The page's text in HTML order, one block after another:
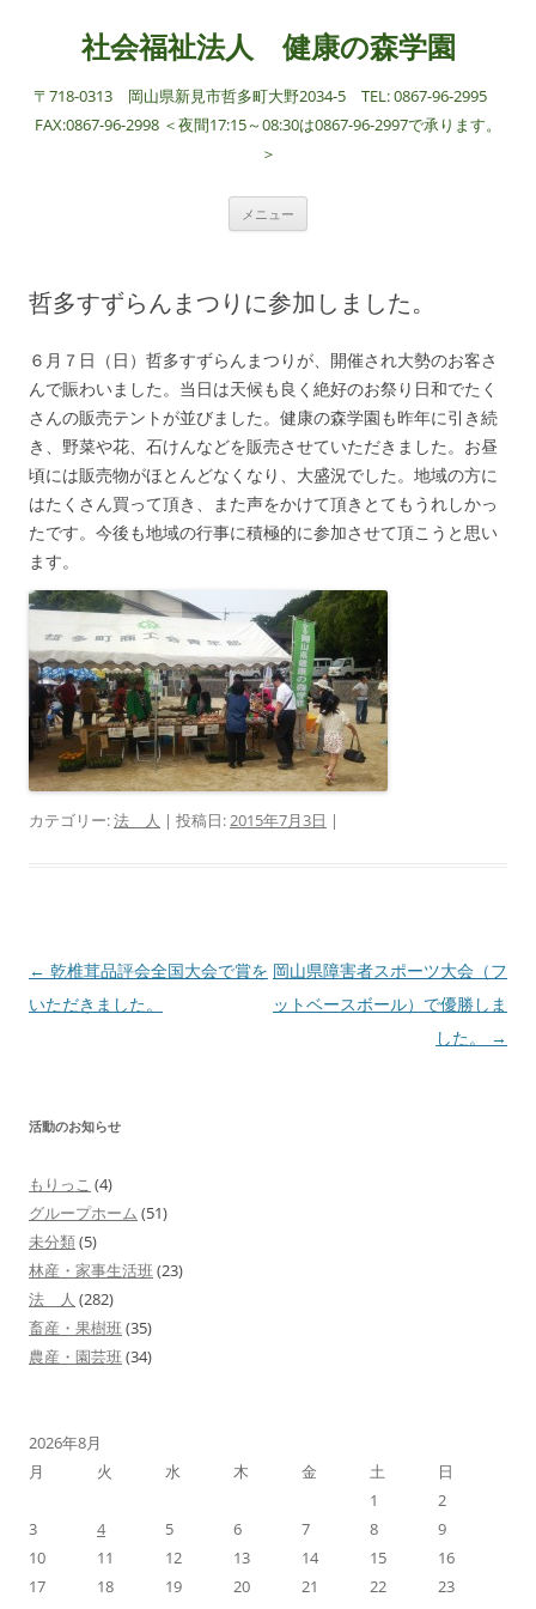
社会福祉法人 健康の森学園
〒718-0313 岡山県新見市哲多町大野2034-5 TEL: 0867-96-2995
FAX:0867-96-2998 ＜夜間17:15～08:30は0867-96-2997で承ります。
＞
メニュー
へ
ス
キ
プ
哲多すずらんまつりに参加しました。
６月７日（日）哲多すずらんまつりが、開催され大勢のお客さ
んで賑わいました。当日は天候も良く絶好のお祭り日和でたく
さんの販売テントが並びました。健康の森学園も昨年に引き続
き、野菜や花、石けんなどを販売させていただきました。お昼
頃には販売物がほとんどなくなり、大盛況でした。地域の方に
はたくさん買って頂き、また声をかけて頂きとてもうれしかっ
たです。今後も地域の行事に積極的に参加させて頂こうと思い
ます。
カテゴリー:法 人 | 投稿日:2015年7月3日 |
投
稿
ー
ョ
ン
← 乾椎茸品評会全国大会で賞を
いただきました。
岡山県障害者スポーツ大会（フ
ットベースボール）で優勝しま
した。
→
活動のお知らせ
もりっこ (4)
グループホーム (51)
未分類(5)
林産・家事生活班(23)
法 人 (282)
畜産・果樹班(35)
農産・園芸班(34)
2026年8月
月
火 水 木 金 土
日
1
2
3
4 5 6 7 8
9
10
11 12 13 14 15
16
17
18 19 20 21 22
23